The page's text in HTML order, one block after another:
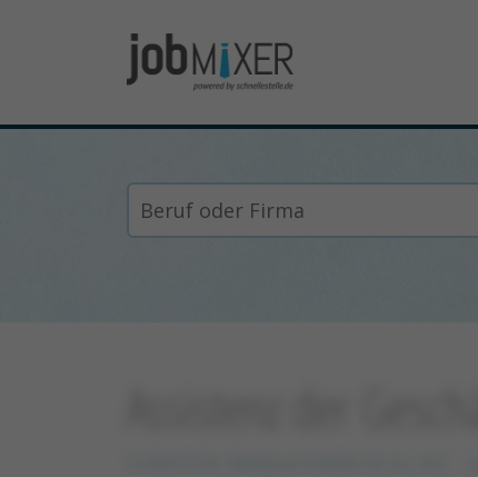
Assistenz der